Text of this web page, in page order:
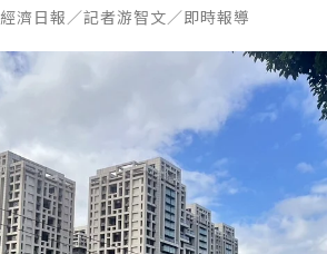
經濟日報／記者游智文／即時報導